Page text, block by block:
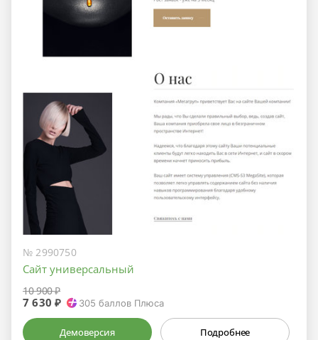
№ 2990750
Сайт универсальный
10 900 ₽
7 630 ₽ 305 баллов Плюса
Демоверсия Подробнее